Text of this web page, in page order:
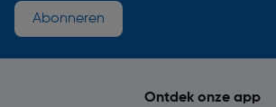
Abonneren
Ontdek onze app